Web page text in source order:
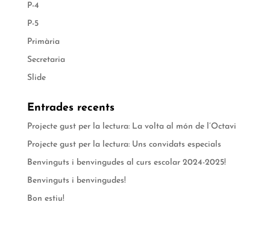
P-4
P-5
Primària
Secretaria
Slide
Entrades recents
Projecte gust per la lectura: La volta al món de l’Octavi
Projecte gust per la lectura: Uns convidats especials
Benvinguts i benvingudes al curs escolar 2024-2025!
Benvinguts i benvingudes!
Bon estiu!